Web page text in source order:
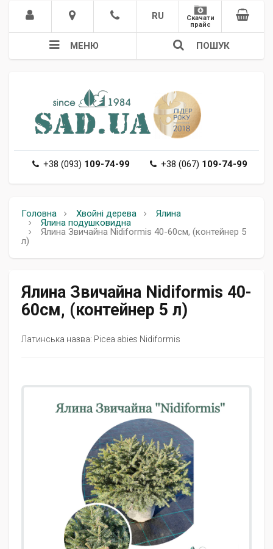
RU
Скачати
прайс
МЕНЮ ПОШУК
+38 (093) 109-74-99 +38 (067) 109-74-99
Головна Хвойні дерева
Ялина
Ялина подушковидна
Ялина Звичайна Nidiformis 40-60см, (контейнер 5
л)
Ялина Звичайна Nidiformis 40-
60см, (контейнер 5 л)
Латинська назва: Picea abies Nidiformis